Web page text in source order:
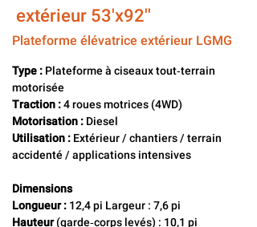
extérieur 53'x92''
Plateforme élévatrice extérieur LGMG
Type : Plateforme à ciseaux tout‑terrain
motorisée
Traction : 4 roues motrices (4WD)
Motorisation : Diesel
Utilisation : Extérieur / chantiers / terrain
accidenté / applications intensives
Dimensions
Longueur : 12,4 pi Largeur : 7,6 pi
Hauteur (garde‑corps levés) : 10,1 pi